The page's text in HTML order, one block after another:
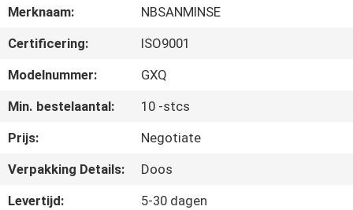
FABRIEKSREIS
KWALITEITSCONTROLE
CONTACTEER
ONS
NIEUWS
Merknaam:
NBSANMINSE
Certificering:
ISO9001
Modelnummer:
GXQ
Min. bestelaantal:
10 -stcs
Prijs:
Negotiate
Verpakking Details:
Doos
Levertijd:
5-30 dagen